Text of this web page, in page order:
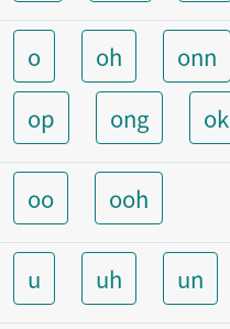
o oh onn
op
ong ok
oo ooh
u uh un